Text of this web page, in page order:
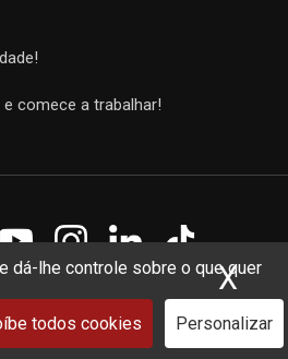
dá-lhe controle sobre o que quer
todos cookies Personalizar
X
comece a trabalhar!
droits réservés.
Développement
mesurepar iSoluce